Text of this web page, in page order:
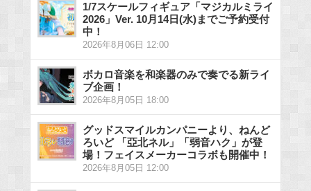
1/7スケールフィギュア「マジカルミライ
2026」Ver. 10月14日(水)までご予約受付
中！
2026年8月06日 12:00
ボカロ音楽を和楽器のみで奏でる新ライ
ブ企画！
2026年8月05日 18:00
グッドスマイルカンパニーより、ねんど
ろいど 「亞北ネル」「弱音ハク」が登
場！フェイスメーカーコラボも開催中！
2026年8月05日 12:00